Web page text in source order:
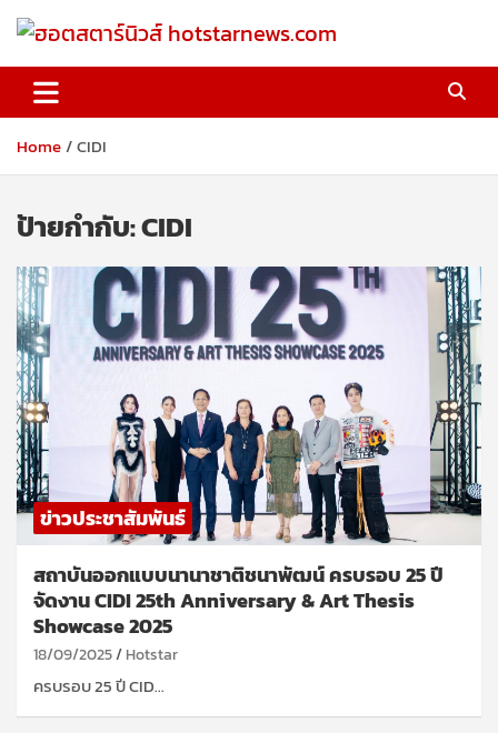
ฮอตสตาร์นิวส์ hotstarnews.com
Home CIDI
ป้ายกำกับ:CIDI
ข่าวประชาสัมพันธ์
สถาบันออกแบบนานาชาติชนาพัฒน์ ครบรอบ 25 ปี
จัดงาน CIDI 25th Anniversary & Art Thesis
Showcase 2025
18/09/2025 Hotstar
ครบรอบ 25 ปี CID…